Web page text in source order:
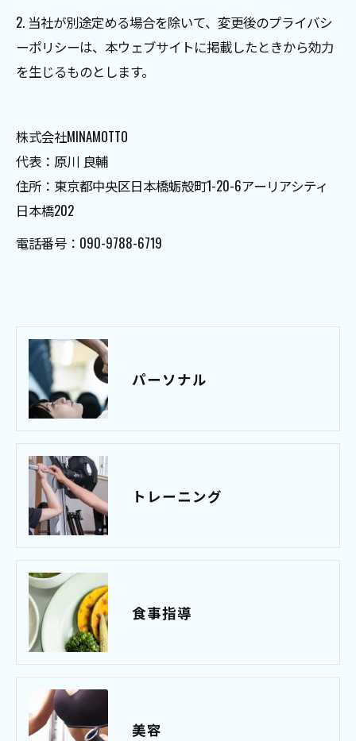
2. 当社が別途定める場合を除いて、変更後のプライバシ
ーポリシーは、本ウェブサイトに掲載したときから効力
を生じるものとします。
株式会社MINAMOTTO
代表：原川 良輔
住所：東京都中央区日本橋蛎殻町1-20-6アーリアシティ
日本橋202
電話番号：090-9788-6719
パーソナル
トレーニング
食事指導
美容